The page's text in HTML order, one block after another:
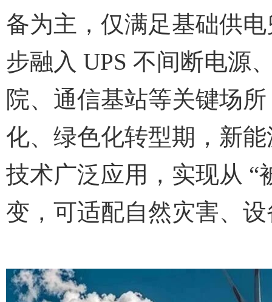
备为主，仅满足基础供
步融入 UPS 不间断电源
院、通信基站等关键场
化、绿色化转型期，新
技术广泛应用，实现从 “
变，可适配自然灾害、